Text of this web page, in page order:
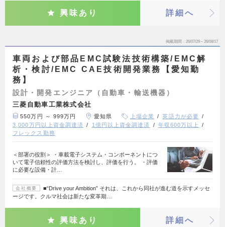
興味あり 詳細へ
掲載期間 26/07/29～26/08/17
車両および部品EMC試験法技術構築/EMC解
析・検討/EMC CAE技術開発業務【愛知勤
務】
設計・開発エンジニア（自動車・輸送機器）
三菱自動車工業株式会社
550万円 ～ 999万円 愛知県 上場企業
英語力が必要
3,000万円以上資金調達済
1億円以上資金調達済
年収600万以上
フレックス勤務
＜部署の役割＞ ・車載電子システム・コンポーネントにつ
いて電子信頼性の評価方法を検討し、評価を行う。 ・評価
に必要な設備・計…
会社概要
■“Drive your Ambition” それは、これから同社が進む道を示すメッセ
ージです。クルマ社会は新たな変革期…
興味あり 詳細へ